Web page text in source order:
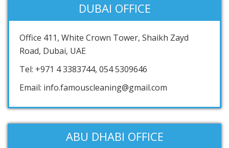
DUBAI OFFICE
Office 411, White Crown Tower, Shaikh Zayd
Road, Dubai, UAE
Tel: +971 4 3383744, 054 5309646
Email: info.famouscleaning@gmail.com
ABU DHABI OFFICE